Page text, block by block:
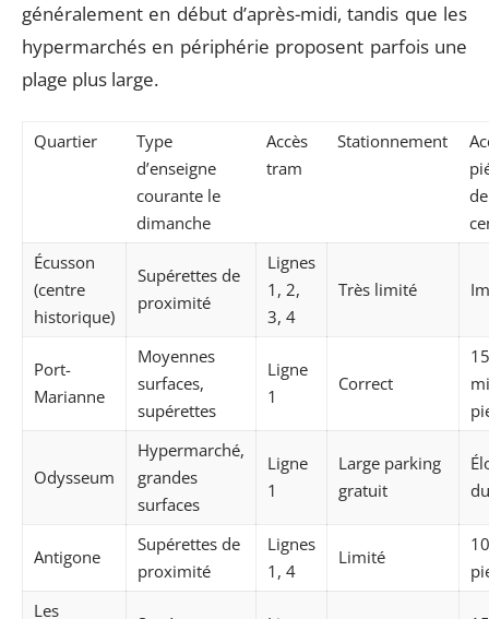
généralement en début d’après-midi, tandis que les
hypermarchés en périphérie proposent parfois une
plage plus large.
Quartier
Type
d’enseigne
courante le
dimanche
Accès
tram
Stationnement
Écusson
(centre
historique)
Supérettes de
proximité
Lignes
1, 2,
3, 4
Très limité
Port-
Marianne
Moyennes
surfaces,
supérettes
Ligne
1
Correct
Odysseum
Hypermarché,
grandes
surfaces
Ligne
1
Large parking
gratuit
Antigone
Supérettes de
proximité
Lignes
1, 4
Limité
Les